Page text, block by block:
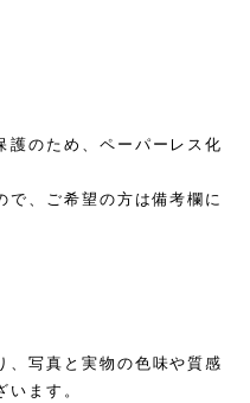
護のため、ペーパーレス化
で、ご希望の方は備考欄に
、写真と実物の色味や質感
ます。